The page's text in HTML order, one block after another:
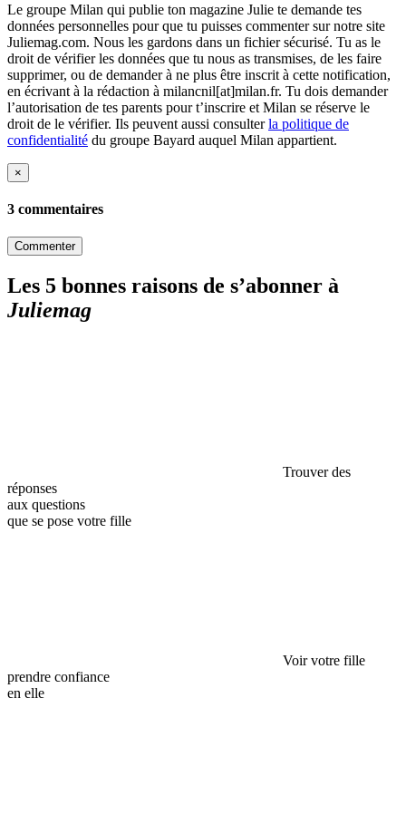
Le groupe Milan qui publie ton magazine Julie te demande tes
données personnelles pour que tu puisses commenter sur notre site
Juliemag.com. Nous les gardons dans un fichier sécurisé. Tu as le
droit de vérifier les données que tu nous as transmises, de les faire
supprimer, ou de demander à ne plus être inscrit à cette notification,
en écrivant à la rédaction à milancnil[at]milan.fr. Tu dois demander
l’autorisation de tes parents pour t’inscrire et Milan se réserve le
droit de le vérifier. Ils peuvent aussi consulterla politique de
confidentialité du groupe Bayard auquel Milan appartient.
×
3 commentaires
Commenter
Les 5 bonnes raisons de s’abonner à
Juliemag
Trouver des
réponses
aux questions
que se pose votre fille
Voir votre fille
prendre confiance
en elle